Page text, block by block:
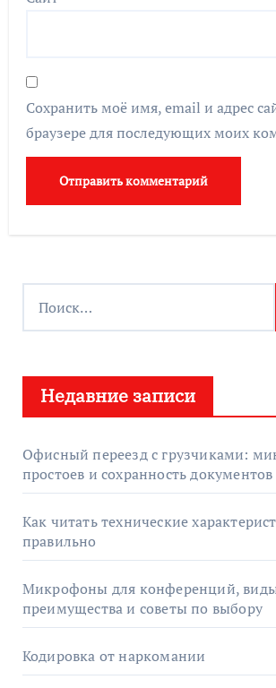
Сохранить моё имя, email и адрес
браузере для последующих моих
:
Недавние записи
Офисный переезд с грузчиками:
простоев и сохранность документов
Как читать технические
правильно
Микрофоны для конференций,
преимущества и советы по выбору
Кодировка от наркомании